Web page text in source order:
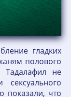
гладких
полового
Тадалафил не
сексуального
показали, что